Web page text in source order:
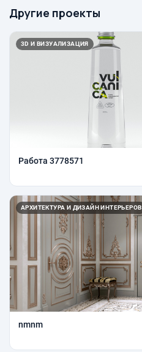
Другие проекты
3D И ВИЗУАЛИЗАЦИЯ
Работа 3778571
АРХИТЕКТУРА И ДИЗАЙН ИНТЕРЬЕРОВ
nmnm